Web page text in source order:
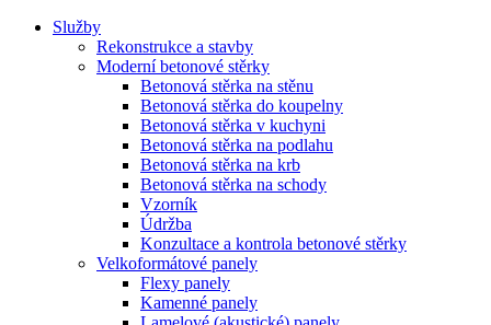
Služby
Rekonstrukce a stavby
Moderní betonové stěrky
Betonová stěrka na stěnu
Betonová stěrka do koupelny
Betonová stěrka v kuchyni
Betonová stěrka na podlahu
Betonová stěrka na krb
Betonová stěrka na schody
Vzorník
Údržba
Konzultace a kontrola betonové stěrky
Velkoformátové panely
Flexy panely
Kamenné panely